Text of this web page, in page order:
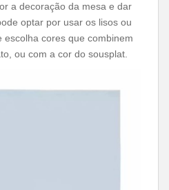
a decoração da mesa e dar
optar por usar os lisos ou
cores que combinem
ou com a cor do sousplat.